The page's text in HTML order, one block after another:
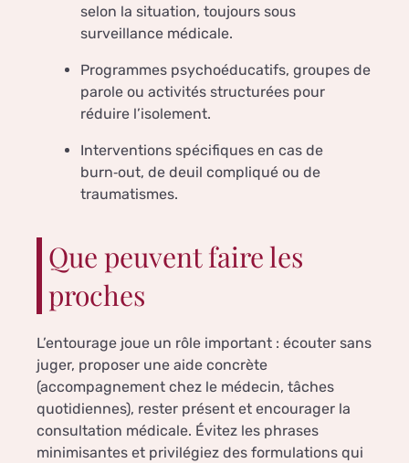
selon la situation, toujours sous
surveillance médicale.
Programmes psychoéducatifs, groupes de
parole ou activités structurées pour
réduire l’isolement.
Interventions spécifiques en cas de
burn‑out, de deuil compliqué ou de
traumatismes.
Que peuvent faire les
proches
L’entourage joue un rôle important : écouter sans
juger, proposer une aide concrète
(accompagnement chez le médecin, tâches
quotidiennes), rester présent et encourager la
consultation médicale. Évitez les phrases
minimisantes et privilégiez des formulations qui